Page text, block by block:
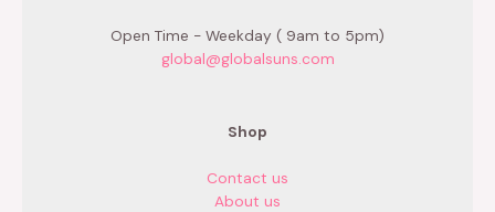
Open Time - Weekday ( 9am to 5pm)
global@globalsuns.com
Shop
Contact us
About us